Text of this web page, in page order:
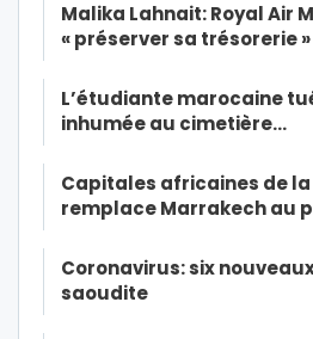
Malika Lahnait: Royal Air
« préserver sa trésorerie
L’étudiante marocaine
inhumée au cimetière…
Capitales africaines de
remplace Marrakech au
Coronavirus: six
saoudite